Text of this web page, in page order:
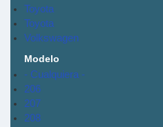
Toyota
Toyota
Volkswagen
Modelo
- Cualquiera -
206
207
208